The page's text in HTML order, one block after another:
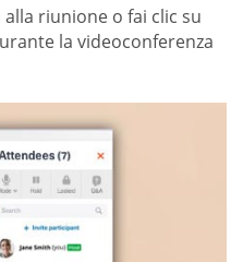
riunione o fai clic su
la videoconferenza